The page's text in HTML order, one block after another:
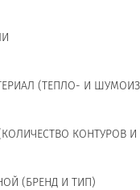
(ТЕПЛО- И
КОНТУРОВ И
(БРЕНД И ТИП)